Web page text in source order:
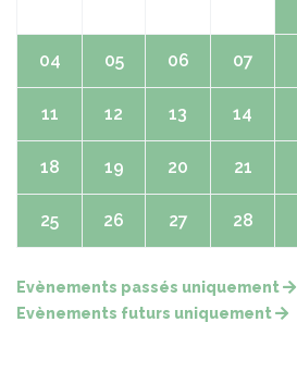
04 05 06 07
11 12 13 14
18 19 20 21
25 26 27 28
Evènements passés uniquement
Evènements futurs uniquement